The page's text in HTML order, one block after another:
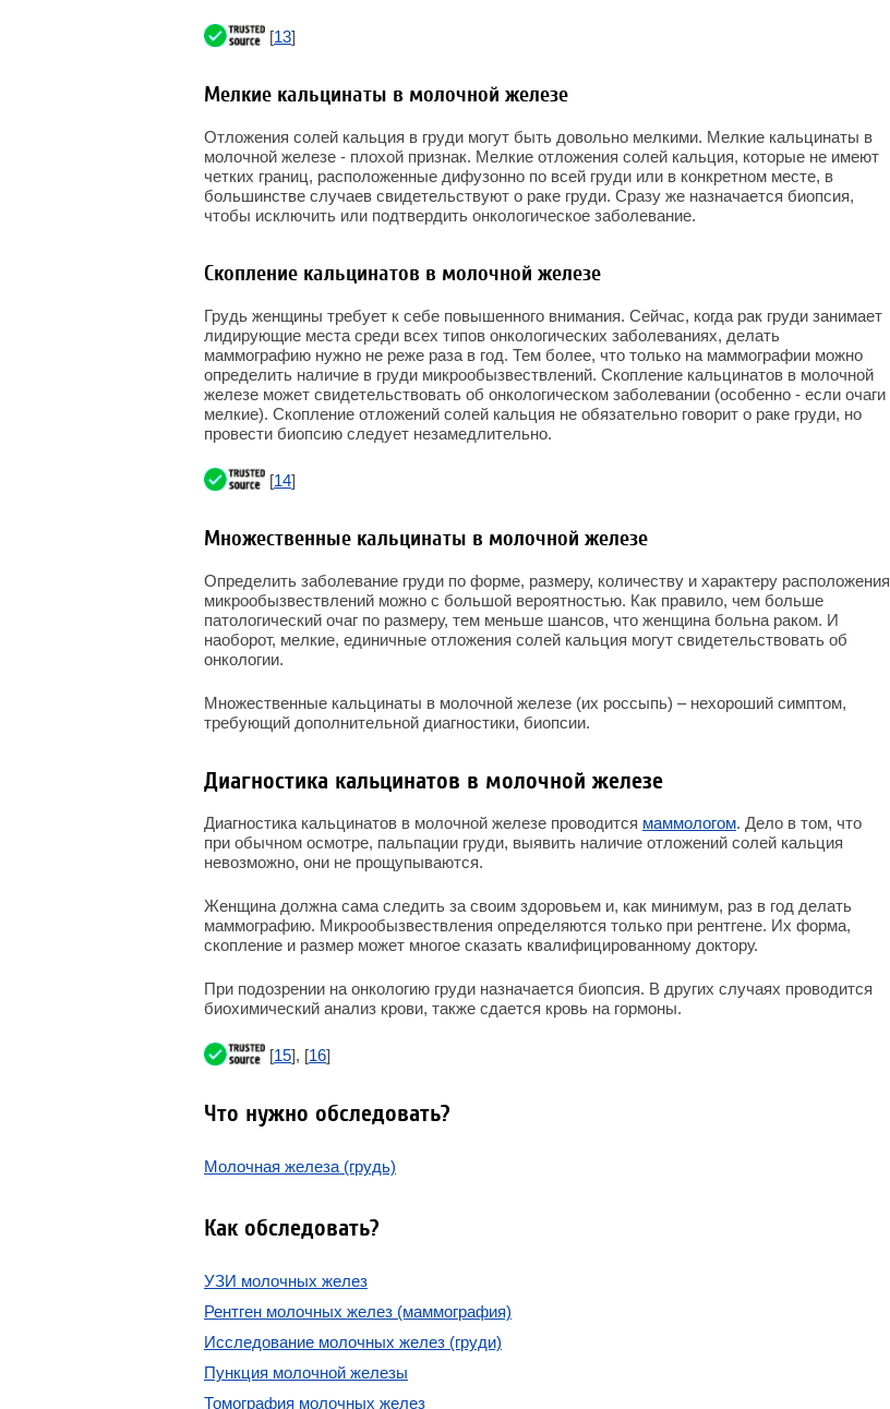
[13]
Мелкие кальцинаты в молочной железе
Отложения солей кальция в груди могут быть довольно мелкими. Мелкие кальцинаты в
молочной железе - плохой признак. Мелкие отложения солей кальция, которые не имеют
четких границ, расположенные дифузонно по всей груди или в конкретном месте, в
большинстве случаев свидетельствуют о раке груди. Сразу же назначается биопсия,
чтобы исключить или подтвердить онкологическое заболевание.
Скопление кальцинатов в молочной железе
Грудь женщины требует к себе повышенного внимания. Сейчас, когда рак груди занимает
лидирующие места среди всех типов онкологических заболеваниях, делать
маммографию нужно не реже раза в год. Тем более, что только на маммографии можно
определить наличие в груди микрообызвествлений. Скопление кальцинатов в молочной
железе может свидетельствовать об онкологическом заболевании (особенно - если очаги
мелкие). Скопление отложений солей кальция не обязательно говорит о раке груди, но
провести биопсию следует незамедлительно.
[14]
Множественные кальцинаты в молочной железе
Определить заболевание груди по форме, размеру, количеству и характеру расположения
микрообызвествлений можно с большой вероятностью. Как правило, чем больше
патологический очаг по размеру, тем меньше шансов, что женщина больна раком. И
наоборот, мелкие, единичные отложения солей кальция могут свидетельствовать об
онкологии.
Множественные кальцинаты в молочной железе (их россыпь) – нехороший симптом,
требующий дополнительной диагностики, биопсии.
Диагностика кальцинатов в молочной железе
Диагностика кальцинатов в молочной железе проводится маммологом. Дело в том, что
при обычном осмотре, пальпации груди, выявить наличие отложений солей кальция
невозможно, они не прощупываются.
Женщина должна сама следить за своим здоровьем и, как минимум, раз в год делать
маммографию. Микрообызвествления определяются только при рентгене. Их форма,
скопление и размер может многое сказать квалифицированному доктору.
При подозрении на онкологию груди назначается биопсия. В других случаях проводится
биохимический анализ крови, также сдается кровь на гормоны.
[15], [16]
Что нужно обследовать?
Молочная железа (грудь)
Как обследовать?
УЗИ молочных желез
Рентген молочных желез (маммография)
Исследование молочных желез (груди)
Пункция молочной железы
Томография молочных желез